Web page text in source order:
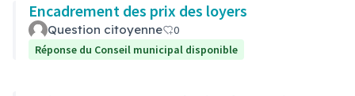
Encadrement des prix des loyers
Question citoyenne
0
Réponse du Conseil municipal disponible